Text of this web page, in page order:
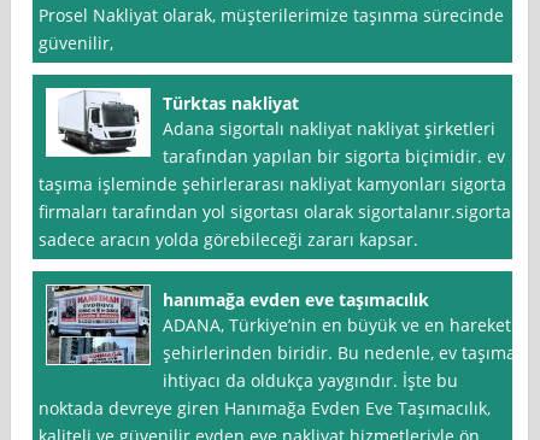
Prosel Nakliyat olarak, müşterilerimize taşınma sürecinde
güvenilir,
Türktas nakliyat
Adana sigortalı nakliyat nakliyat şirketleri
tarafından yapılan bir sigorta biçimidir. ev
taşıma işleminde şehirlerarası nakliyat kamyonları sigorta
firmaları tarafından yol sigortası olarak sigortalanır.sigorta
sadece aracın yolda görebileceği zararı kapsar.
hanımağa evden eve taşımacılık
ADANA, Türkiye’nin en büyük ve en hareketli
şehirlerinden biridir. Bu nedenle, ev taşıma
ihtiyacı da oldukça yaygındır. İşte bu
noktada devreye giren Hanımağa Evden Eve Taşımacılık,